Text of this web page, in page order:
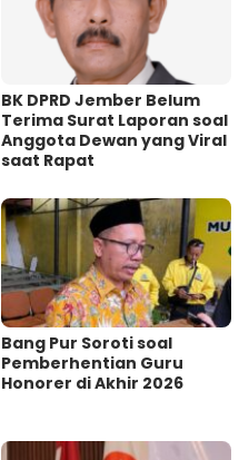
BK DPRD Jember Belum
Terima Surat Laporan soal
Anggota Dewan yang Viral
saat Rapat
Bang Pur Soroti soal
Pemberhentian Guru
Honorer di Akhir 2026